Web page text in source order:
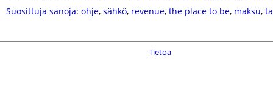
Suosittuja sanoja: ohje, sähkö, revenue, the place to be, maksu,
Tietoa